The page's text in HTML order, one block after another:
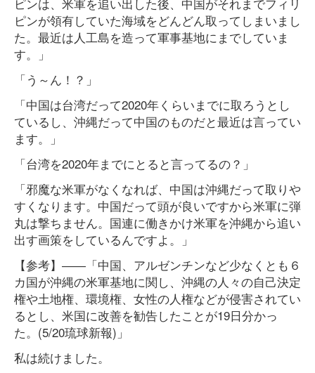
ピンが領有していた海域をどんどん取ってしまいまし
た。最近は人工島を造って軍事基地にまでしていま
す。」
「う～ん！？」
「中国は台湾だって2020年くらいまでに取ろうとし
ているし、沖縄だって中国のものだと最近は言ってい
ます。」
「台湾を2020年までにとると言ってるの？」
「邪魔な米軍がなくなれば、中国は沖縄だって取りや
すくなります。中国だって頭が良いですから米軍に弾
丸は撃ちません。国連に働きかけ米軍を沖縄から追い
出す画策をしているんですよ。」
【参考】――「中国、アルゼンチンなど少なくとも６
カ国が沖縄の米軍基地に関し、沖縄の人々の自己決定
権や土地権、環境権、女性の人権などが侵害されてい
るとし、米国に改善を勧告したことが19日分かっ
た。(5/20琉球新報)」
私は続けました。